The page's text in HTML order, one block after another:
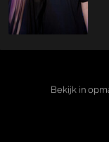
Bekijk in